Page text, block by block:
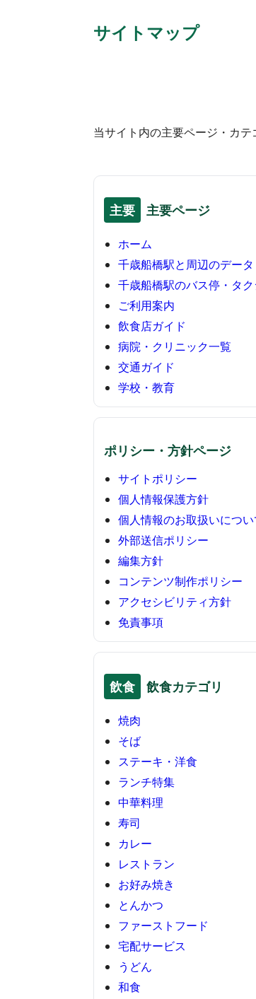
サイトマップ
当サイト内の主要ページ・カ
主要 主要ページ
ホーム
千歳船橋駅と周辺のデータ
千歳船橋駅のバス停・タ
ご利用案内
飲食店ガイド
病院・クリニック一覧
交通ガイド
学校・教育
ポリシー・方針ページ
サイトポリシー
個人情報保護方針
個人情報のお取扱いについ
外部送信ポリシー
編集方針
コンテンツ制作ポリシー
アクセシビリティ方針
免責事項
飲食 飲食カテゴリ
焼肉
そば
ステーキ・洋食
ランチ特集
中華料理
寿司
カレー
レストラン
お好み焼き
とんかつ
ファーストフード
宅配サービス
うどん
和食